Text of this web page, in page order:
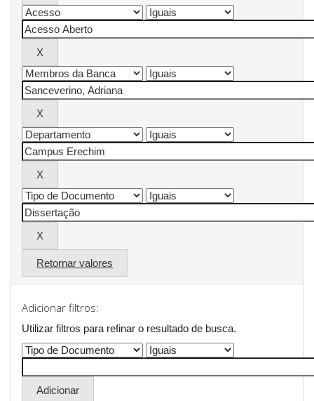
Retornar valores
Adicionar filtros:
Utilizar filtros para refinar o resultado de busca.